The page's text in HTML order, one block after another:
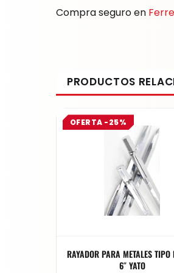
Compra seguro en
OFERTA -25%
RAYADOR PARA METALES TIPO
6″ YATO
price
was:
$ 8.400.
Current
price
is:
$ 6.300.